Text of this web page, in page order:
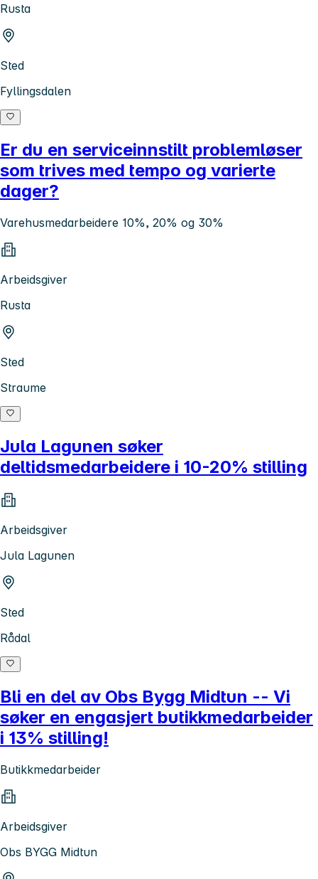
Rusta
Sted
Fyllingsdalen
Er du en serviceinnstilt problemløser
som trives med tempo og varierte
dager?
Varehusmedarbeidere 10%, 20% og 30%
Arbeidsgiver
Rusta
Sted
Straume
Jula Lagunen søker
deltidsmedarbeidere i 10-20% stilling
Arbeidsgiver
Jula Lagunen
Sted
Rådal
Bli en del av Obs Bygg Midtun -- Vi
søker en engasjert butikkmedarbeider
i 13% stilling!
Butikkmedarbeider
Arbeidsgiver
Obs BYGG Midtun